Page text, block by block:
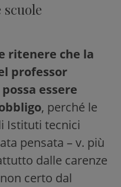
ritenere che la
professor
essere
, perché le
Istituti tecnici
pensata – v. più
dalle carenze
certo dal